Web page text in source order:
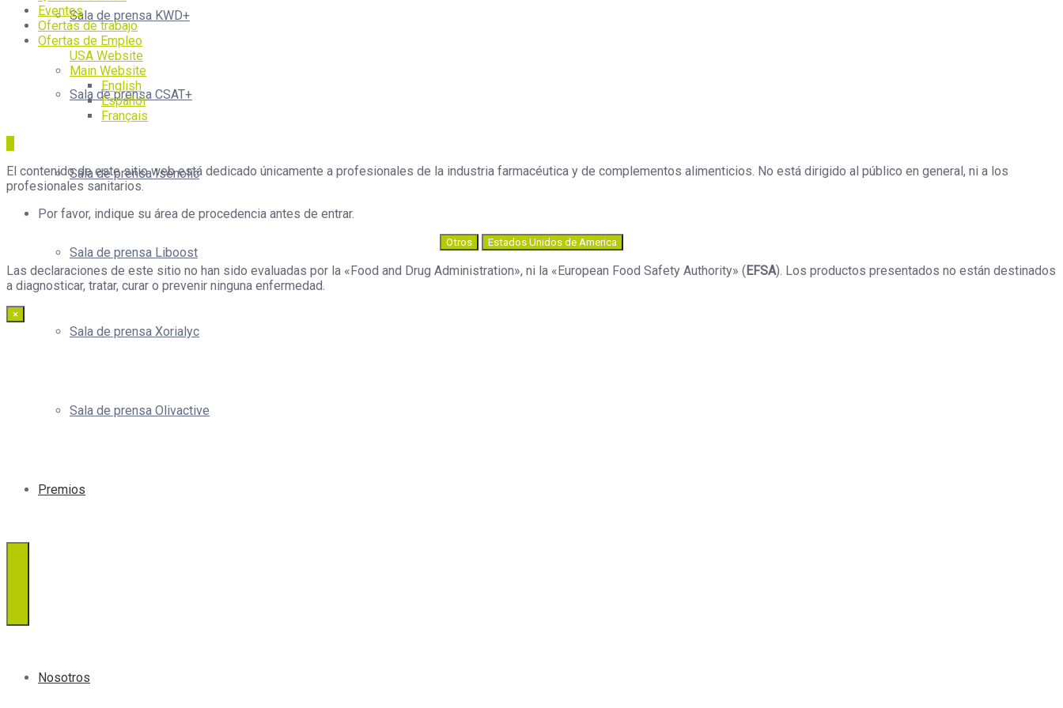
Sala de prensa KWD+
Sala de prensa CSAT+
Sala de prensa Isenolic
Sala de prensa Liboost
Sala de prensa Xorialyc
Sala de prensa Olivactive
Premios
Nosotros
Eventos
Ofertas de trabajo
Ofertas de Empleo
USA Website
Main Website
English
Español
Français
El contenido de este sitio web está dedicado únicamente a profesionales de la industria farmacéutica y de complementos alimenticios. No está dirigido al público en general, ni a los
profesionales sanitarios.
Por favor, indique su área de procedencia antes de entrar.
Otros Estados Unidos de America
Las declaraciones de este sitio no han sido evaluadas por la «Food and Drug Administration», ni la «European Food Safety Authority» (EFSA). Los productos presentados no están destinados
a diagnosticar, tratar, curar o prevenir ninguna enfermedad.
×